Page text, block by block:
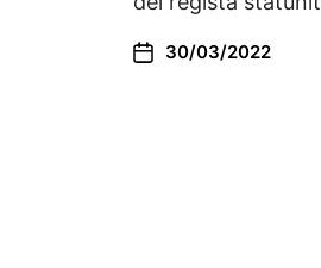
30/03/2022